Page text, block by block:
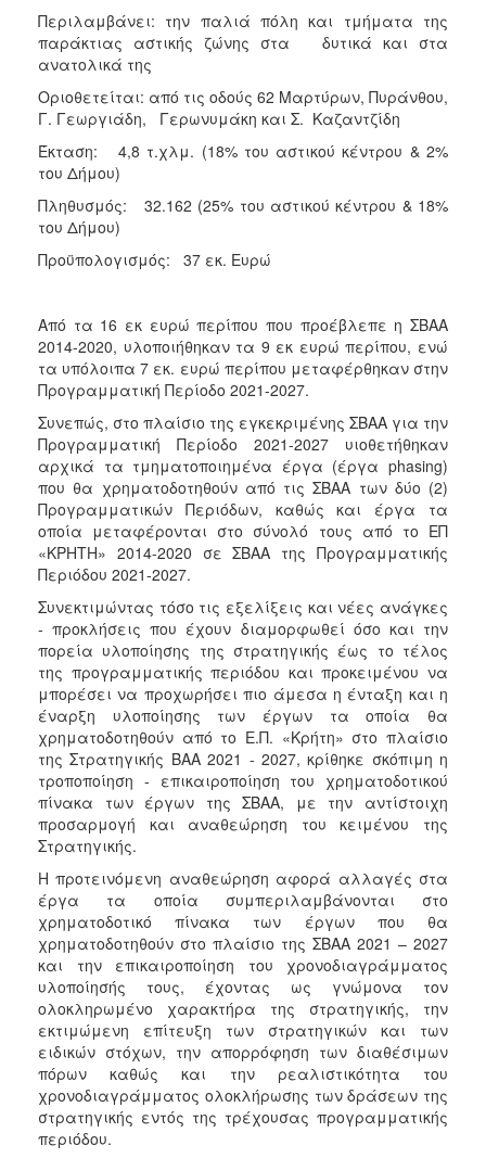
Περιλαμβάνει: την παλιά πόλη και τμήματα της
παράκτιας αστικής ζώνης στα δυτικά και στα
ανατολικά της
Οριοθετείται: από τις οδούς 62 Μαρτύρων, Πυράνθου,
Γ. Γεωργιάδη, Γερωνυμάκη και Σ. Καζαντζίδη
Έκταση: 4,8 τ.χλμ. (18% του αστικού κέντρου & 2%
του Δήμου)
Πληθυσμός: 32.162 (25% του αστικού κέντρου & 18%
του Δήμου)
Προϋπολογισμός: 37 εκ. Ευρώ
Από τα 16 εκ ευρώ περίπου που προέβλεπε η ΣΒΑΑ
2014-2020, υλοποιήθηκαν τα 9 εκ ευρώ περίπου, ενώ
τα υπόλοιπα 7 εκ. ευρώ περίπου μεταφέρθηκαν στην
Προγραμματική Περίοδο 2021-2027.
Συνεπώς, στο πλαίσιο της εγκεκριμένης ΣΒΑΑ για την
Προγραμματική Περίοδο 2021-2027 υιοθετήθηκαν
αρχικά τα τμηματοποιημένα έργα (έργα phasing)
που θα χρηματοδοτηθούν από τις ΣΒΑΑ των δύο (2)
Προγραμματικών Περιόδων, καθώς και έργα τα
οποία μεταφέρονται στο σύνολό τους από το ΕΠ
«ΚΡΗΤΗ» 2014-2020 σε ΣΒΑΑ της Προγραμματικής
Περιόδου 2021-2027.
Συνεκτιμώντας τόσο τις εξελίξεις και νέες ανάγκες
- προκλήσεις που έχουν διαμορφωθεί όσο και την
πορεία υλοποίησης της στρατηγικής έως το τέλος
της προγραμματικής περιόδου και προκειμένου να
μπορέσει να προχωρήσει πιο άμεσα η ένταξη και η
έναρξη υλοποίησης των έργων τα οποία θα
χρηματοδοτηθούν από το Ε.Π. «Κρήτη» στο πλαίσιο
της Στρατηγικής ΒΑΑ 2021 - 2027, κρίθηκε σκόπιμη η
τροποποίηση - επικαιροποίηση του χρηματοδοτικού
πίνακα των έργων της ΣΒΑΑ, με την αντίστοιχη
προσαρμογή και αναθεώρηση του κειμένου της
Στρατηγικής.
Η προτεινόμενη αναθεώρηση αφορά αλλαγές στα
έργα τα οποία συμπεριλαμβάνονται στο
χρηματοδοτικό πίνακα των έργων που θα
χρηματοδοτηθούν στο πλαίσιο της ΣΒΑΑ 2021 – 2027
και την επικαιροποίηση του χρονοδιαγράμματος
υλοποίησής τους, έχοντας ως γνώμονα τον
ολοκληρωμένο χαρακτήρα της στρατηγικής, την
εκτιμώμενη επίτευξη των στρατηγικών και των
ειδικών στόχων, την απορρόφηση των διαθέσιμων
πόρων καθώς και την ρεαλιστικότητα του
χρονοδιαγράμματος ολοκλήρωσης των δράσεων της
στρατηγικής εντός της τρέχουσας προγραμματικής
περιόδου.